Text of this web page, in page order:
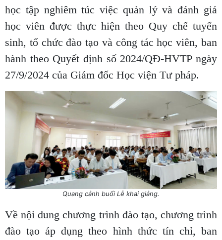
học tập nghiêm túc việc quản lý và đánh giá
học viên được thực hiện theo Quy chế tuyển
sinh, tổ chức đào tạo và công tác học viên, ban
hành theo Quyết định số 2024/QĐ-HVTP ngày
27/9/2024 của Giám đốc Học viện Tư pháp.
Quang cảnh buổi Lễ khai giảng.
Về nội dung chương trình đào tạo, chương trình
đào tạo áp dụng theo hình thức tín chỉ, ban